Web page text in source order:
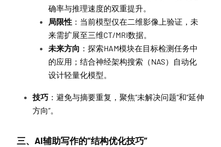
确率与推理速度的双重提升。
局限性 ：当前模型仅在二维影像上验证，未
来需扩展至三维CT/MRI数据。
未来方向 ：探索HAM模块在目标检测任务中
的应用；结合神经架构搜索（NAS）自动化
设计轻量化模型。
技巧 ：避免与摘要重复，聚焦“未解决问题”和“延伸
方向”。
三、AI辅助写作的“结构优化技巧”